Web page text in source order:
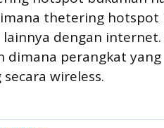
thetering hotspot
dengan
dimana perangkat yang
wireless.